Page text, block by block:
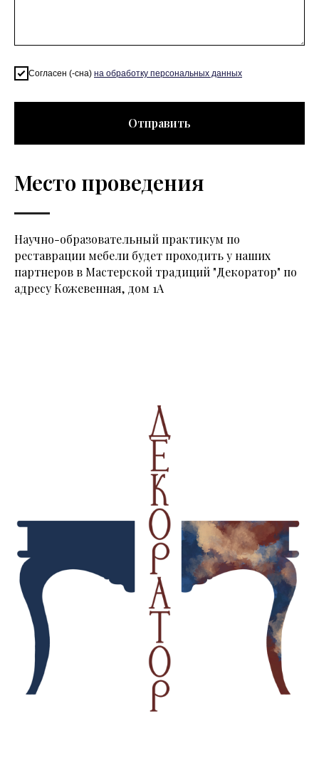
Согласен (-сна) на обработку персональных данных
Отправить
Место проведения
Научно-образовательный практикум по
реставрации мебели будет проходить у наших
партнеров в Мастерской традиций "Декоратор" по
адресу Кожевенная, дом 1А